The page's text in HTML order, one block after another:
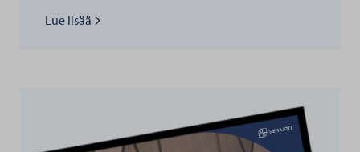
Lue lisää kohteesta
Lue lisää